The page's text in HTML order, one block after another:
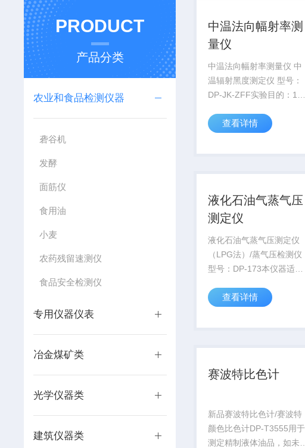
PRODUCT
产品分类
农业和食品检测仪器
砻谷机
发酵
面筋仪
食用油
小麦
农药残留速测仪
食品安全检测仪
专用仪器仪表
冶金煤矿类
光学仪器类
建筑仪器类
中温法向幅射率测
量仪
中温法向幅射率测量仪 中
温辐射黑度测定仪 型号：
DP-JK-ZFF实验目的：1、
测量中温辐射时物体黑度。
体”（表面已薰黑）两种状
查看详情
液化石油气蒸气压
测定仪
液化石油气蒸气压测定仪
（LPG法）/蒸气压检测仪
型号：DP-173本仪器适用
37.8～70℃试验温度下，测
压）。
查看详情
赛波特比色计
新品赛波特比色计/赛波特
颜色比色计DP-T3555用于
测定精制液体油品，如未染